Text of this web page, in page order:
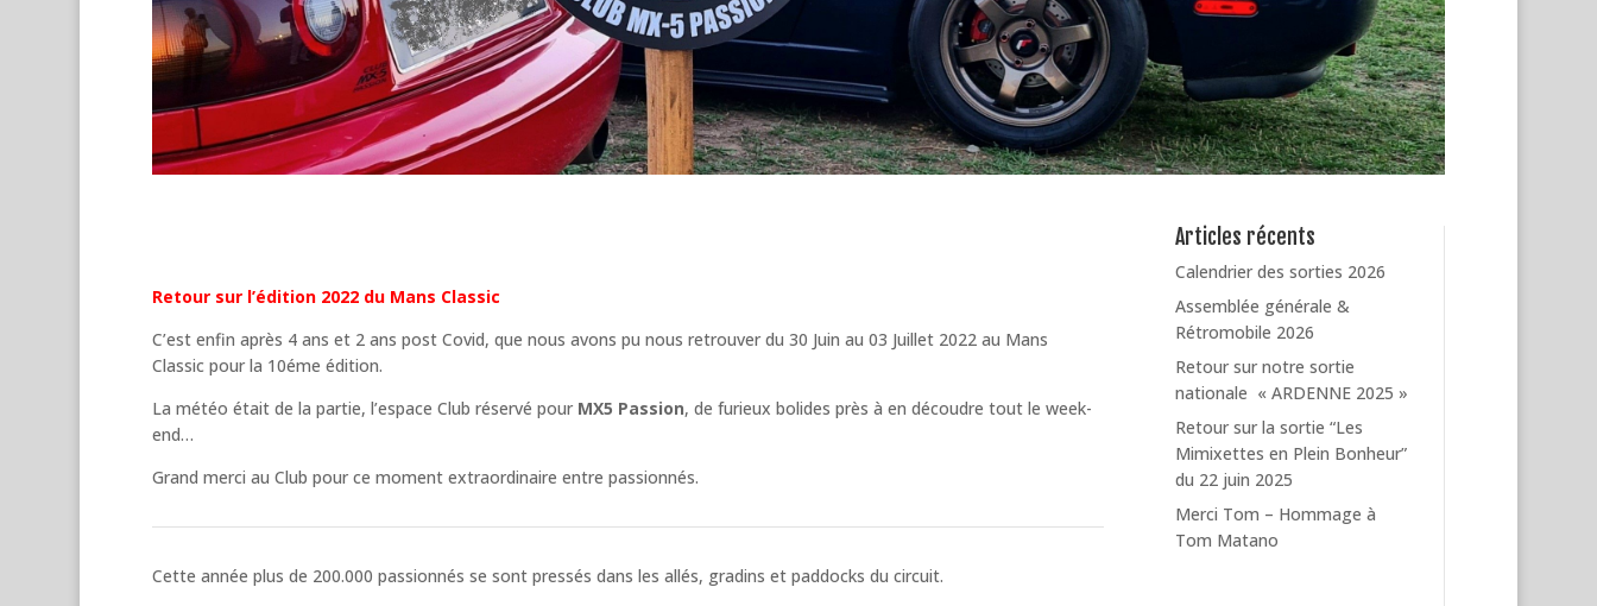
Retour sur l’édition 2022 du Mans Classic
C’est enfin après 4 ans et 2 ans post Covid, que nous avons pu nous retrouver du 30 Juin au 03 Juillet 2022 au Mans
Classic pour la 10éme édition.
La météo était de la partie, l’espace Club réservé pour MX5 Passion, de furieux bolides près à en découdre tout le week-
end…
Grand merci au Club pour ce moment extraordinaire entre passionnés.
Cette année plus de 200.000 passionnés se sont pressés dans les allés, gradins et paddocks du circuit.
Articles récents
Calendrier des sorties 2026
Assemblée générale &
Rétromobile 2026
Retour sur notre sortie
nationale « ARDENNE 2025 »
Retour sur la sortie “Les
Mimixettes en Plein Bonheur”
du 22 juin 2025
Merci Tom – Hommage à
Tom Matano